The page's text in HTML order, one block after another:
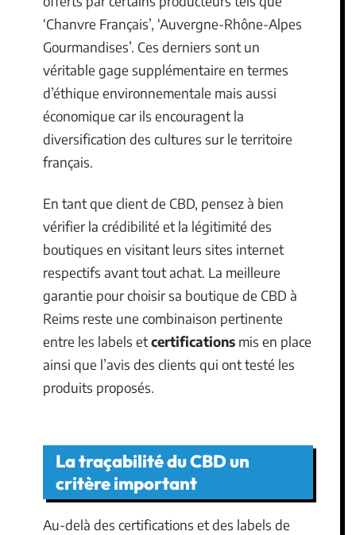
‘Chanvre Français’, ‘Auvergne-Rhône-Alpes
Gourmandises’. Ces derniers sont un
véritable gage supplémentaire en termes
d’éthique environnementale mais aussi
économique car ils encouragent la
diversification des cultures sur le territoire
français.
En tant que client de CBD, pensez à bien
vérifier la crédibilité et la légitimité des
boutiques en visitant leurs sites internet
respectifs avant tout achat. La meilleure
garantie pour choisir sa boutique de CBD à
Reims reste une combinaison pertinente
entre les labels etcertifications mis en place
ainsi que l’avis des clients qui ont testé les
produits proposés.
La traçabilité du CBD un
critère important
Au-delà des certifications et des labels de